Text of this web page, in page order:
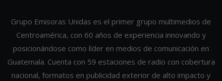
Grupo Emisoras Unidas es el primer grupo multimedios de
Centroamérica, con 60 años de experiencia innovando y
posicionándose como líder en medios de comunicación en
Guatemala. Cuenta con 59 estaciones de radio con cobertura
nacional, formatos en publicidad exterior de alto impacto y